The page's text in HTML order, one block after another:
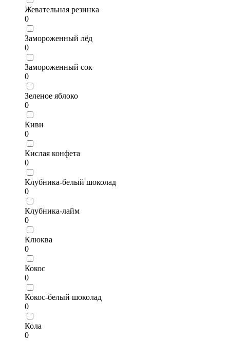
Жевательная резинка
0
Замороженный лёд
0
Замороженный сок
0
Зеленое яблоко
0
Киви
0
Кислая конфета
0
Клубника-белый шоколад
0
Клубника-лайм
0
Клюква
0
Кокос
0
Кокос-белый шоколад
0
Кола
0